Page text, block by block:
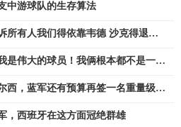
中游球队的生存算法
所有人我们得依靠韦德 沙克得退一
是伟大的球员！我俩根本都不是一档
西，蓝军还有预算再签一名重量级球
，西班牙在这方面冠绝群雄